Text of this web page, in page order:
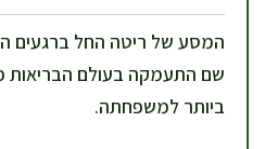
המסע של ריטה החל ברגעים
שם התעמקה בעולם הבריאות
ביותר למשפחתה.